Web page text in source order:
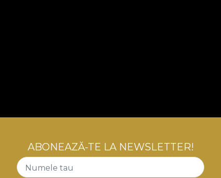
ABONEAZĂ-TE LA NEWSLETTER!
Numele tau